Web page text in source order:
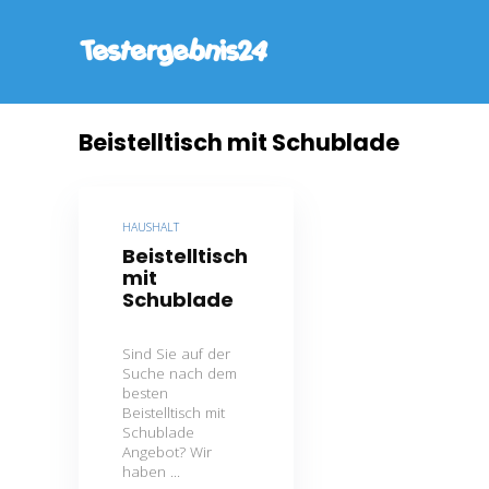
Beistelltisch mit Schublade
HAUSHALT
Beistelltisch
mit
Schublade
Sind Sie auf der
Suche nach dem
besten
Beistelltisch mit
Schublade
Angebot? Wir
haben ...